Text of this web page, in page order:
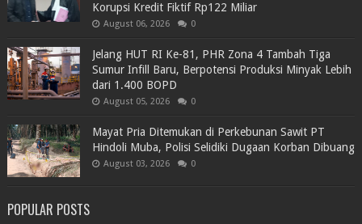
Korupsi Kredit Fiktif Rp122 Miliar
August 06, 2026 0
Jelang HUT RI Ke-81, PHR Zona 4 Tambah Tiga
Sumur Infill Baru, Berpotensi Produksi Minyak Lebih
dari 1.400 BOPD
August 05, 2026 0
Mayat Pria Ditemukan di Perkebunan Sawit PT
Hindoli Muba, Polisi Selidiki Dugaan Korban Dibuang
August 03, 2026 0
POPULAR POSTS